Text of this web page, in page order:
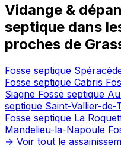
Vidange &
septique dans
proches de
Fosse septique
Fosse septique Cabris
Siagne Fosse septique
septique Saint-Vallier-de-
Fosse septique La
Mandelieu-la-Napoule
→ Voir tout le